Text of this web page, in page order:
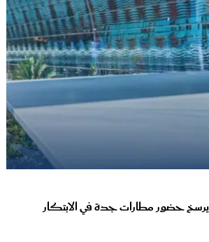
حضور مطارات جدة في الابتكار